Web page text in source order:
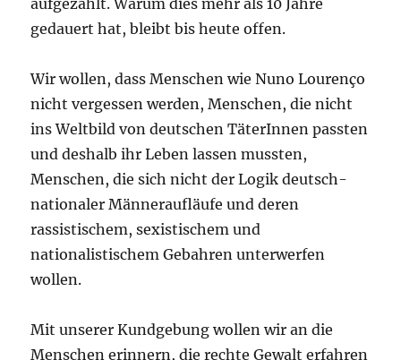
gedauert hat, bleibt bis heute offen.
Wir wollen, dass Menschen wie Nuno Lourenço
nicht vergessen werden, Menschen, die nicht
ins Weltbild von deutschen TäterInnen passten
und deshalb ihr Leben lassen mussten,
Menschen, die sich nicht der Logik deutsch-
nationaler Männeraufläufe und deren
rassistischem, sexistischem und
nationalistischem Gebahren unterwerfen
wollen.
Mit unserer Kundgebung wollen wir an die
Menschen erinnern, die rechte Gewalt erfahren